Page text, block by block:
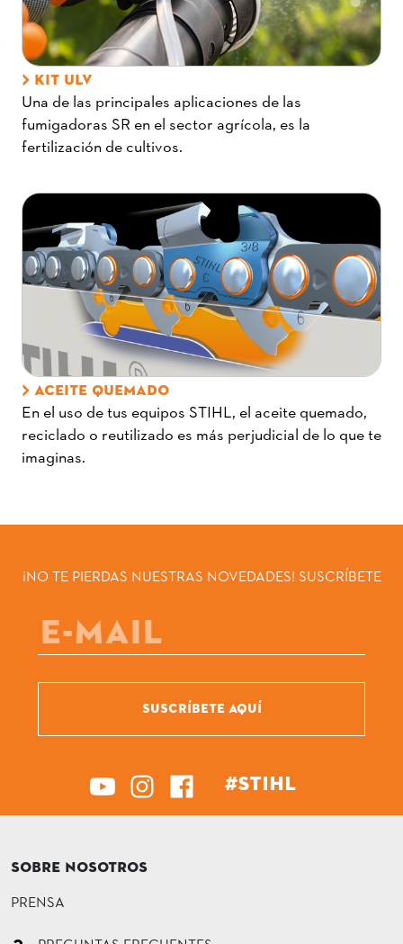
KIT ULV
Una de las principales aplicaciones de las
fumigadoras SR en el sector agrícola, es la
fertilización de cultivos.
ACEITE QUEMADO
En el uso de tus equipos STIHL, el aceite quemado,
reciclado o reutilizado es más perjudicial de lo que te
imaginas.
¡NO TE PIERDAS NUESTRAS NOVEDADES! SUSCRÍBETE
SUSCRÍBETE AQUÍ
#STIHL
SOBRE NOSOTROS
PRENSA